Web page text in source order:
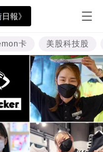
報》
卡 美股科技股